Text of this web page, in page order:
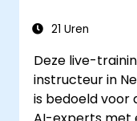
De ethische
21 Uren
Deze live-
instructeur in
is bedoeld voor